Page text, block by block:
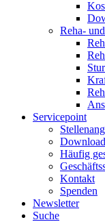
Reha-
Servicepoint
Häufig
Kontakt
Spenden
Newsletter
Suche